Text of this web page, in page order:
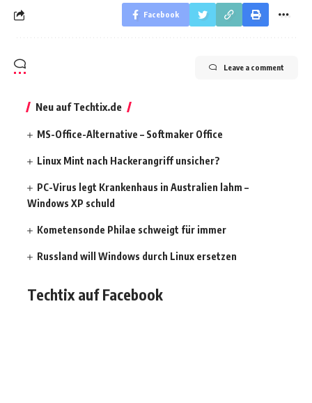
Facebook
Leave a comment
Neu auf Techtix.de
MS-Office-Alternative – Softmaker Office
Linux Mint nach Hackerangriff unsicher?
PC-Virus legt Krankenhaus in Australien lahm –
Windows XP schuld
Kometensonde Philae schweigt für immer
Russland will Windows durch Linux ersetzen
Techtix auf Facebook